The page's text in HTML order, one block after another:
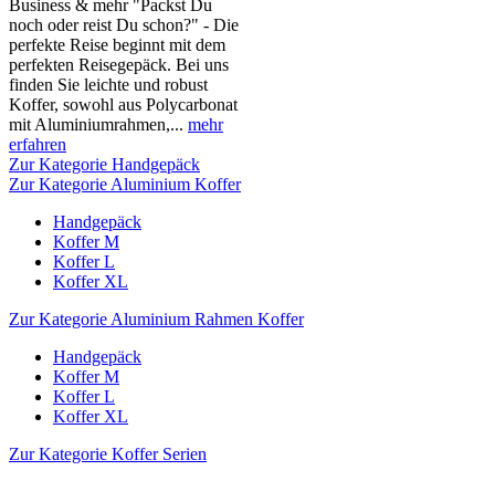
Business & mehr "Packst Du
noch oder reist Du schon?" - Die
perfekte Reise beginnt mit dem
perfekten Reisegepäck. Bei uns
finden Sie leichte und robust
Koffer, sowohl aus Polycarbonat
mit Aluminiumrahmen,... mehr
erfahren
Zur Kategorie Handgepäck
Zur Kategorie Aluminium Koffer
Handgepäck
Koffer M
Koffer L
Koffer XL
Zur Kategorie Aluminium Rahmen Koffer
Handgepäck
Koffer M
Koffer L
Koffer XL
Zur Kategorie Koffer Serien